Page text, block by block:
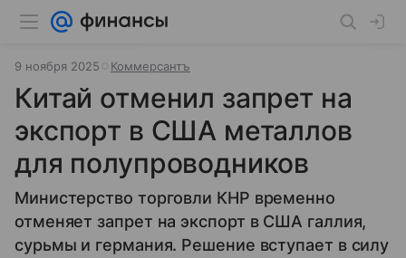
9 ноября 2025 Коммерсантъ
Китай отменил запрет на
экспорт в США металлов
для полупроводников
Министерство торговли КНР временно
отменяет запрет на экспорт в США галлия,
сурьмы и германия. Решение вступает в силу